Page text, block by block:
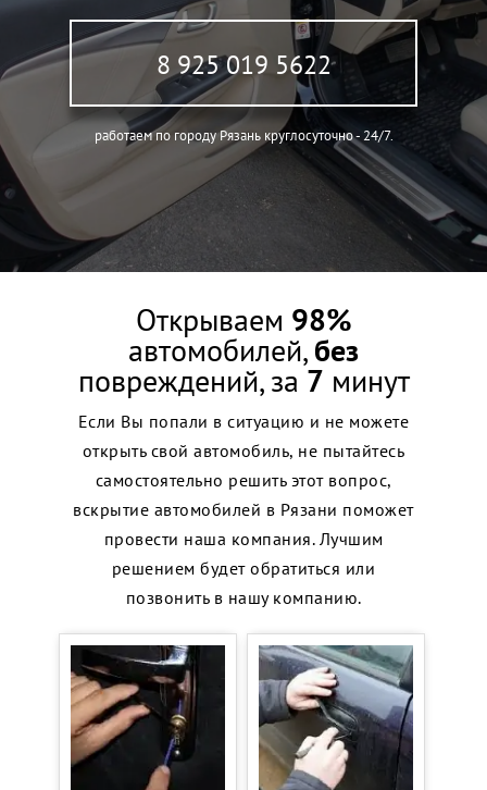
8 925 019 5622
работаем по городу Рязань круглосуточно - 24/7.
Открываем 98%
автомобилей,без
повреждений, за 7 минут
Если Вы попали в ситуацию и не можете
открыть свой автомобиль, не пытайтесь
самостоятельно решить этот вопрос,
вскрытие автомобилей в Рязани поможет
провести наша компания. Лучшим
решением будет обратиться или
позвонить в нашу компанию.